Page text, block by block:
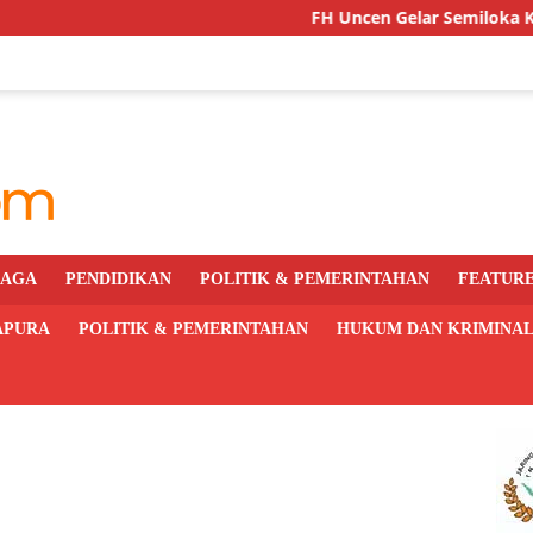
FH Uncen Gelar Semiloka Kurikulum
PENDIDIKAN POLITIK & PEMERINTAHAN
POLITIK & PEMERINTAHAN HUKUM DAN KRIMINAL